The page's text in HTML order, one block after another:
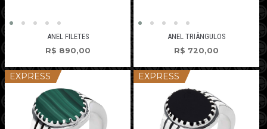
ANEL FILETES
R$ 890,00
ANEL TRIÂNGULOS
R$ 720,00
EXPRESS EXPRESS